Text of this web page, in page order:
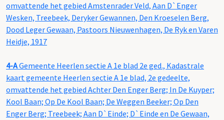
omvattende het gebied Amstenrader Veld, Aan D`Enger
Wesken, Treebeek, Deryker Gewannen, Den Kroeselen Berg,
Dood Leger Gewaan, Pastoors Nieuwenhagen, De Ryk en Varen
Heidje, 1917
4-AGemeente Heerlen sectie A 1e blad 2e ged., Kadastrale
kaart gemeente Heerlen sectie A 1e blad, 2e gedeelte,
omvattende het gebied Achter Den Enger Berg; In De Kuyper;
Kool Baan; Op De Kool Baan; De Weggen Beeker; Op Den
Enger Berg; Treebeek; Aan D`Einde; D`Einde en De Gewaan,